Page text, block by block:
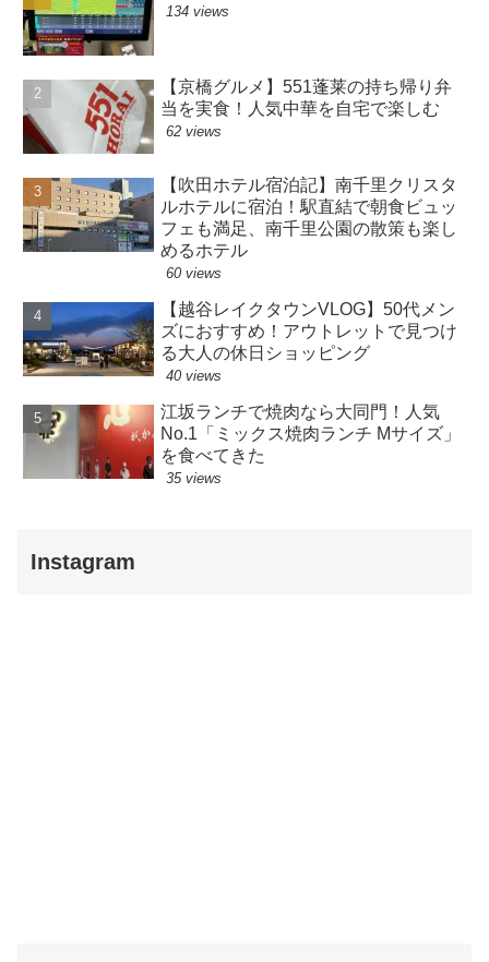
134 views
【京橋グルメ】551蓬莱の持ち帰り弁
当を実食！人気中華を自宅で楽しむ
62 views
【吹田ホテル宿泊記】南千里クリスタ
ルホテルに宿泊！駅直結で朝食ビュッ
フェも満足、南千里公園の散策も楽し
めるホテル
60 views
【越谷レイクタウンVLOG】50代メン
ズにおすすめ！アウトレットで見つけ
る大人の休日ショッピング
40 views
江坂ランチで焼肉なら大同門！人気
No.1「ミックス焼肉ランチ Mサイズ」
を食べてきた
35 views
Instagram